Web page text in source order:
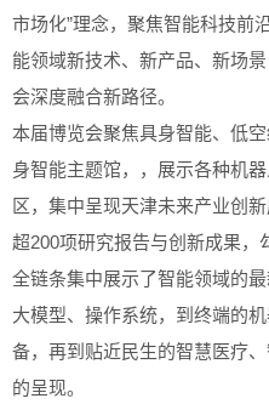
市场化”理念，聚焦智能科技前
能领域新技术、新产品、新场
会深度融合新路径。
本届博览会聚焦具身智能、低
身智能主题馆，，展示各种机
区，集中呈现天津未来产业创
超200项研究报告与创新成果
全链条集中展示了智能领域的
大模型、操作系统，到终端的
备，再到贴近民生的智慧医疗
的呈现。